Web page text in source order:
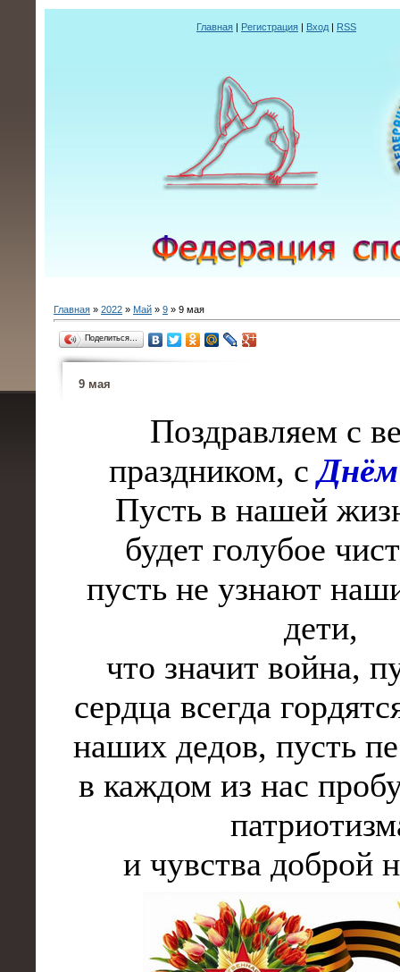
Главная | Регистрация | Вход | RSS
Главная » 2022 » Май » 9 » 9 мая
Поделиться…
9 мая
Поздравляем с
праздником, с
Пусть в нашей
будет голубое
пусть не узнают
дети,
что значит война,
сердца всегда
наших дедов, пусть
в каждом из нас
и чувства доброй